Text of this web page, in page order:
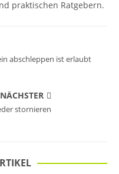
praktischen Ratgebern.
abschleppen ist erlaubt
NÄCHSTER
stornieren